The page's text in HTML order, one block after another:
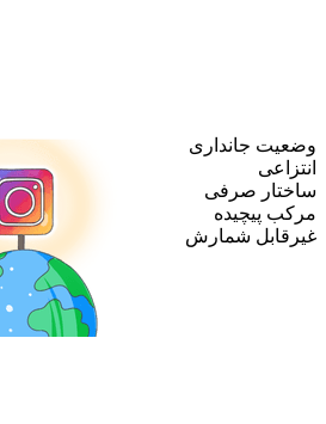
وضعیت جانداری
انتزاعی
ساختار صرفی
مرکب پیچیده
غیرقابل شمارش